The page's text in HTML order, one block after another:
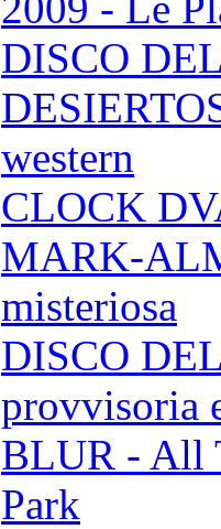
DISCO
western
CLOCK
MARK-
misteriosa
DISCO
provvisoria
BLUR - All
Park